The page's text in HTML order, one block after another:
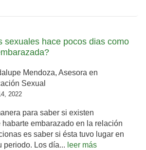
sexuales hace pocos dias como
Mendoza, Asesora en
Sexual
2022
para saber si existen
embarazado en la relación
es saber si ésta tuvo lugar en
periodo. Los día... leer más